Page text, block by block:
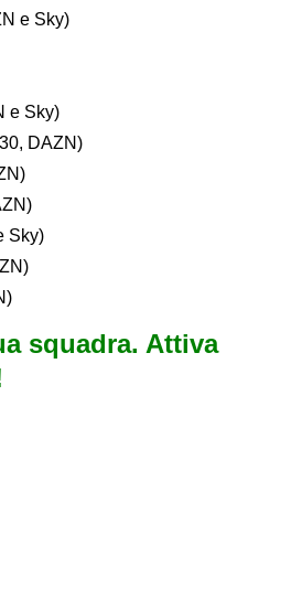
e Sky)
e Sky)
DAZN)
Sky)
squadra. Attiva